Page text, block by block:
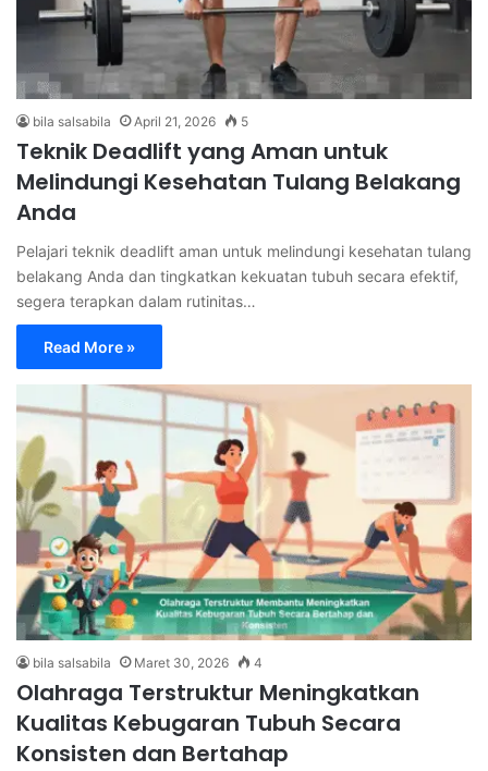
bila salsabila April 21, 2026 5
Teknik Deadlift yang Aman untuk
Melindungi Kesehatan Tulang Belakang
Anda
Pelajari teknik deadlift aman untuk melindungi kesehatan tulang
belakang Anda dan tingkatkan kekuatan tubuh secara efektif,
segera terapkan dalam rutinitas…
Read More »
bila salsabila Maret 30, 2026 4
Olahraga Terstruktur Meningkatkan
Kualitas Kebugaran Tubuh Secara
Konsisten dan Bertahap